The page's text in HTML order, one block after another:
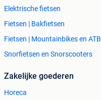
Elektrische fietsen
Fietsen | Bakfietsen
Fietsen | Mountainbikes en ATB
Snorfietsen en Snorscooters
Zakelijke goederen
Horeca